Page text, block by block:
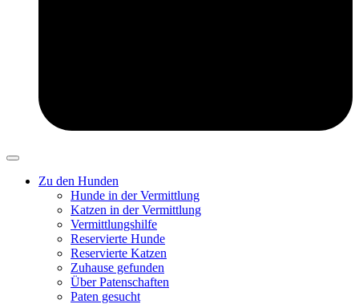
Zu den Hunden
Hunde in der Vermittlung
Katzen in der Vermittlung
Vermittlungshilfe
Reservierte Hunde
Reservierte Katzen
Zuhause gefunden
Über Patenschaften
Paten gesucht